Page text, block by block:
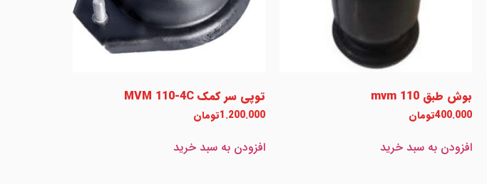
بوش طبق mvm 110
400.000تومان
افزودن به سبد خرید
توپی سر کمک MVM 110-4C
1.200.000تومان
افزودن به سبد خرید